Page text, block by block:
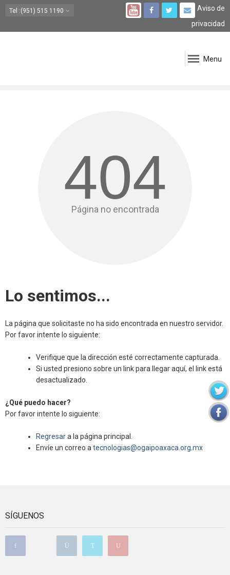
Tel :(951) 515 1190
Aviso de
privacidad
Menu
404
Página no encontrada
Lo sentimos...
La página que solicitaste no ha sido encontrada en nuestro servidor.
Por favor intente lo siguiente:
Verifique que la dirección esté correctamente capturada.
Si usted presiono sobre un link para llegar aquí, el link está
desactualizado.
¿Qué puedo hacer?
Por favor intente lo siguiente:
Regresara la página principal.
Envíe un correo a tecnologias@ogaipoaxaca.org.mx
SÍGUENOS